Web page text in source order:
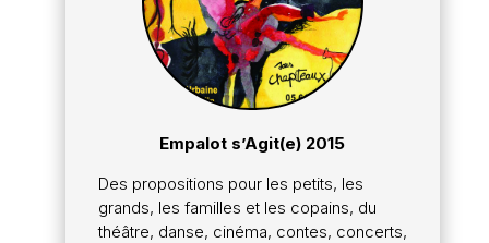
Empalot s’Agit(e) 2015
Des propositions pour les petits, les
grands, les familles et les copains, du
théâtre, danse, cinéma, contes, concerts,